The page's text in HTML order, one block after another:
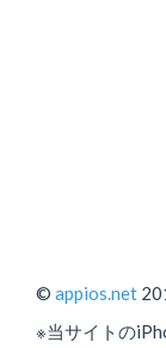
© appios.net
※当サイトの